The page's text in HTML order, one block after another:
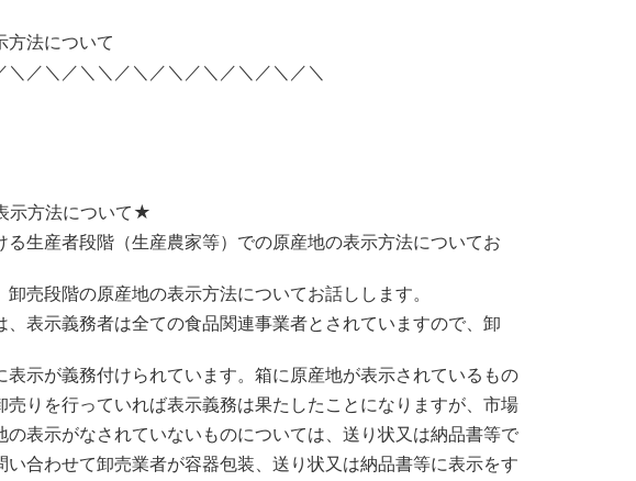
方法について
＼／＼／＼＼／＼／＼／＼／＼／＼／＼
示方法について★
る生産者段階（生産農家等）での原産地の表示方法についてお
売段階の原産地の表示方法についてお話しします。
、表示義務者は全ての食品関連事業者とされていますので、卸
表示が義務付けられています。箱に原産地が表示されているもの
売りを行っていれば表示義務は果たしたことになりますが、市場
の表示がなされていないものについては、送り状又は納品書等で
い合わせて卸売業者が容器包装、送り状又は納品書等に表示をす